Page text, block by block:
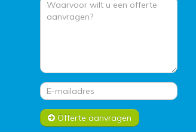
Offerte aanvragen